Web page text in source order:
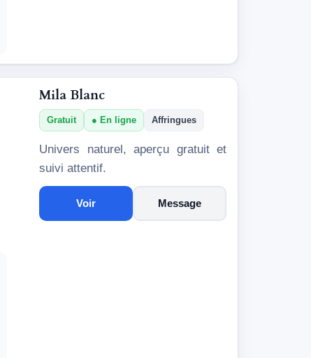
Mila Blanc
Gratuit En ligne Affringues
Univers naturel, aperçu gratuit et
suivi attentif.
Voir Message